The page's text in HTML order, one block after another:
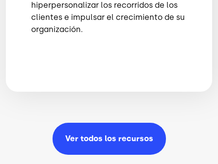
hiperpersonalizar los recorridos de los
clientes e impulsar el crecimiento de su
organización.
Ver todos los recursos